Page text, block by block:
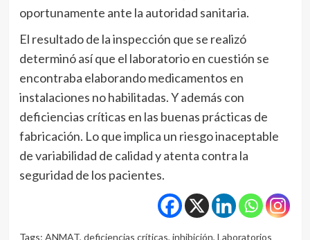
oportunamente ante la autoridad sanitaria.
El resultado de la inspección que se realizó
determinó así que el laboratorio en cuestión se
encontraba elaborando medicamentos en
instalaciones no habilitadas. Y además con
deficiencias críticas en las buenas prácticas de
fabricación. Lo que implica un riesgo inaceptable
de variabilidad de calidad y atenta contra la
seguridad de los pacientes.
Tags: ANMAT, deficiencias críticas, inhibición, Laboratorios